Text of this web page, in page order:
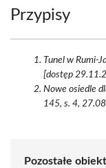
Przypisy
Tunel w Rumi-
[dostęp
Nowe osiedle
145, s. 4,
Pozostałe